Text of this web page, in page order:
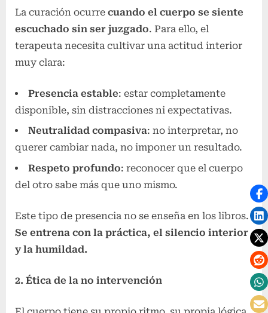
La curación ocurre cuando el cuerpo se siente
escuchado sin ser juzgado. Para ello, el
terapeuta necesita cultivar una actitud interior
muy clara:
Presencia estable: estar completamente
disponible, sin distracciones ni expectativas.
Neutralidad compasiva: no interpretar, no
querer cambiar nada, no imponer un resultado.
Respeto profundo: reconocer que el cuerpo
del otro sabe más que uno mismo.
Este tipo de presencia no se enseña en los libros.
Se entrena con la práctica, el silencio interior
y la humildad.
2. Ética de la no intervención